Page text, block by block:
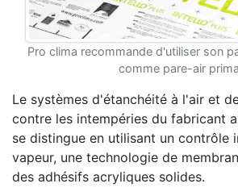
Pro clima recommande d'utiliser son
comme pare-air
Le systèmes d'étanchéité à l'air et
contre les intempéries du fabricant
se distingue en utilisant un contrôle
vapeur, une technologie de
des adhésifs acryliques solides.